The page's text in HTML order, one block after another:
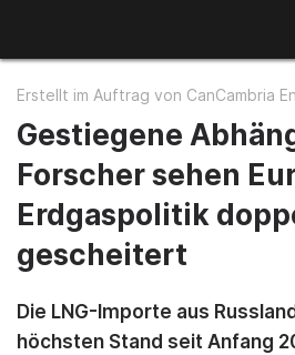
Seltene Erden
Aluminium Lithium
Erstellt im Auftrag von CanCambria
Gestiegene
Forscher sehen
Erdgaspolitik
gescheitert
Die LNG-Importe aus
höchsten Stand seit Anfang